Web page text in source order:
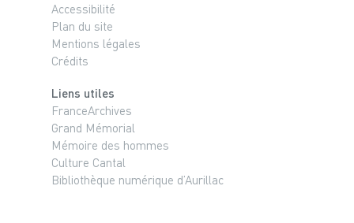
Accessibilité
Plan du site
Mentions légales
Crédits
Liens utiles
FranceArchives
Grand Mémorial
Mémoire des hommes
Culture Cantal
Bibliothèque numérique d’Aurillac